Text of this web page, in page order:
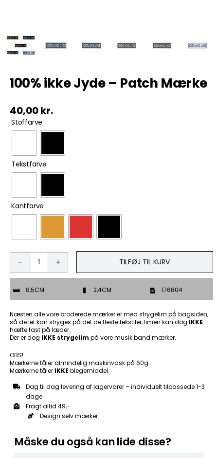
ØL & Spiritus
Rodkasse/Tilbud
100% ikke Jyde – Patch Mærke
40,00kr.
Stoffarve
Tekstfarve
Kantfarve
100%
ikke
-
Patch
Mærke
antal
TILFØJ TIL KURV
8,5CM 2,4CM 176804
Næsten alle vore broderede mærker er med strygelim på bagsiden,
så de let kan stryges på det de fleste tekstiler, limen kan dog IKKE
hæfte fast på læder.
Der er dog IKKE strygelim på vore musik band mærker.
OBS!
Mærkerne tåler almindelig maskinvask på 60g.
Mærkerne tåler IKKE blegemiddel.
Dag til dag levering af lagervarer – individuelt tilpassede 1-3
dage
Fragt altid 49,-
Design selv mærker
Måske du også kan lide disse?